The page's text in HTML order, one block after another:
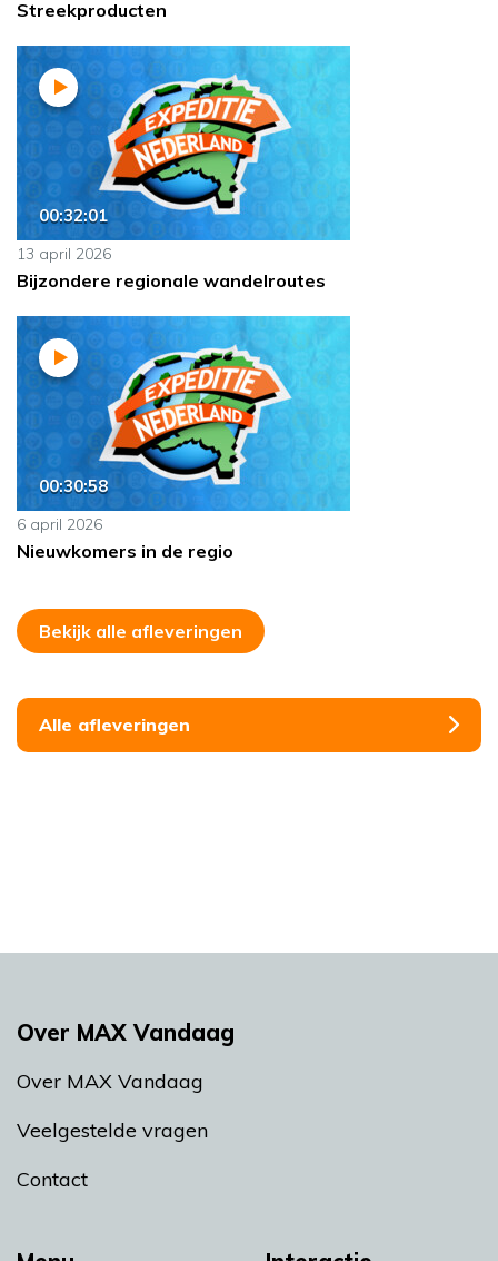
Streekproducten
00:32:01
13 april 2026
Bijzondere regionale wandelroutes
00:30:58
6 april 2026
Nieuwkomers in de regio
Bekijk alle afleveringen
Alle afleveringen
Over MAX Vandaag
Over MAX Vandaag
Veelgestelde vragen
Contact